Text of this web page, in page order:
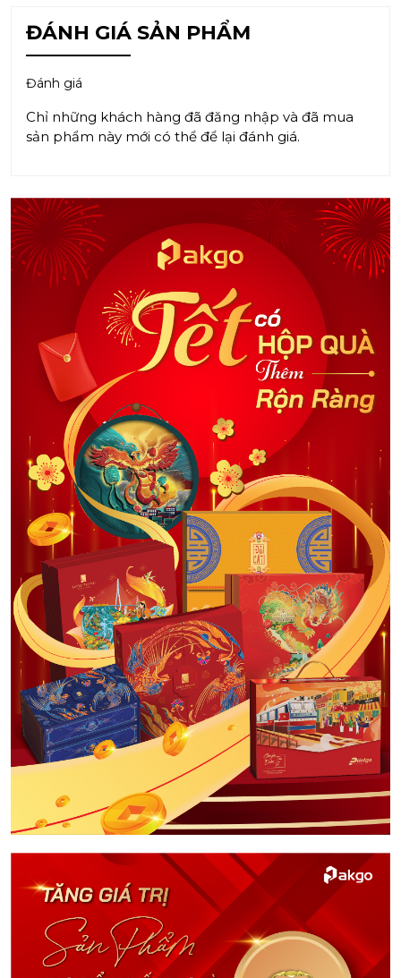
ĐÁNH GIÁ SẢN PHẨM
Đánh giá
Chỉ những khách hàng đã đăng nhập và đã mua
sản phẩm này mới có thể để lại đánh giá.